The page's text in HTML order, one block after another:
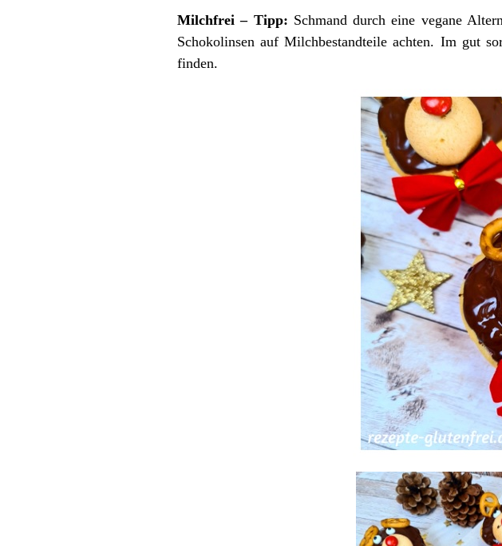
Milchfrei – Tipp: Schmand durch eine vegane
Schokolinsen auf Milchbestandteile achten. Im gut
finden.